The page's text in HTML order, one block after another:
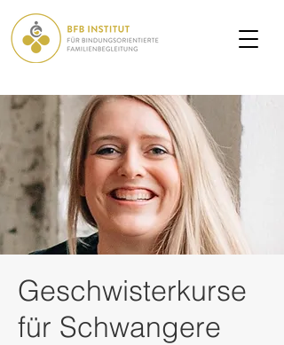
Geschwisterkurse
für Schwangere